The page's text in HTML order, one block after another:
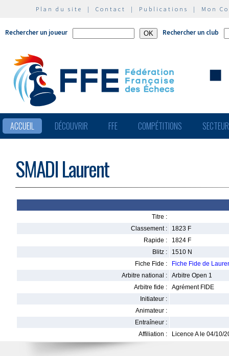
Plan du site | Contact | Publications | Mon
Rechercher un joueur Rechercher un club
ACCUEIL DÉCOUVRIR FFE COMPÉTITIONS
SMADI Laurent
Titre :
Classement :
1823 F
Rapide :
1824 F
Blitz :
1510 N
Fiche Fide :
Fiche Fide de
Arbitre national :
Arbitre Open 1
Arbitre fide :
Agrément FIDE
Initiateur :
Animateur :
Entraîneur :
Affiliation :
Licence A le 04/10/